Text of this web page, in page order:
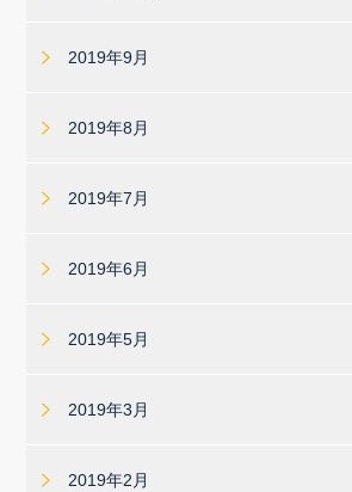
2019年9月
2019年8月
2019年7月
2019年6月
2019年5月
2019年3月
2019年2月